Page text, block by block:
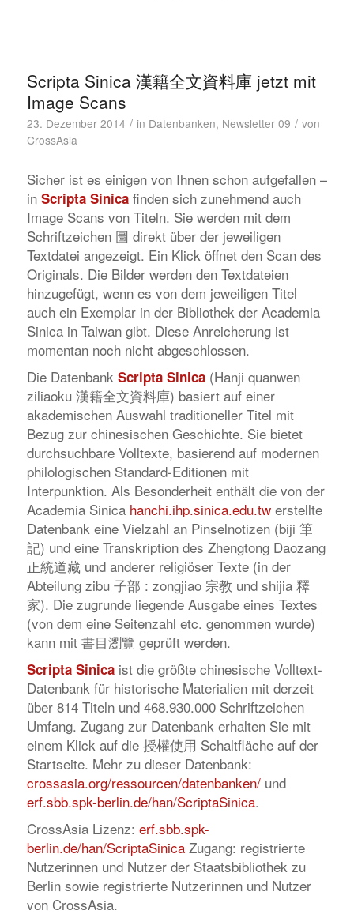
Scripta Sinica 漢籍全文資料庫 jetzt mit
Image Scans
23. Dezember 2014 / in Datenbanken, Newsletter 09 / von
CrossAsia
Sicher ist es einigen von Ihnen schon aufgefallen –
in Scripta Sinicafinden sich zunehmend auch
Image Scans von Titeln. Sie werden mit dem
Schriftzeichen 圖 direkt über der jeweiligen
Textdatei angezeigt. Ein Klick öffnet den Scan des
Originals. Die Bilder werden den Textdateien
hinzugefügt, wenn es von dem jeweiligen Titel
auch ein Exemplar in der Bibliothek der Academia
Sinica in Taiwan gibt. Diese Anreicherung ist
momentan noch nicht abgeschlossen.
Die DatenbankScripta Sinica(Hanji quanwen
ziliaoku漢籍全文資料庫) basiert auf einer
akademischen Auswahl traditioneller Titel mit
Bezug zur chinesischen Geschichte. Sie bietet
durchsuchbare Volltexte, basierend auf modernen
philologischen Standard-Editionen mit
Interpunktion. Als Besonderheit enthält die von der
Academia Sinica hanchi.ihp.sinica.edu.twerstellte
Datenbank eine Vielzahl an Pinselnotizen (biji 筆
記) und eine Transkription des Zhengtong Daozang
正統道藏 und anderer religiöser Texte (in der
Abteilung zibu子部 : zongjiao宗教 und shijia釋
家). Die zugrunde liegende Ausgabe eines Textes
(von dem eine Seitenzahl etc. genommen wurde)
kann mit 書目瀏覽 geprüft werden.
Scripta Sinicaist die größte chinesische Volltext-
Datenbank für historische Materialien mit derzeit
über 814 Titeln und 468.930.000 Schriftzeichen
Umfang. Zugang zur Datenbank erhalten Sie mit
einem Klick auf die 授權使用 Schaltfläche auf der
Startseite. Mehr zu dieser Datenbank:
crossasia.org/ressourcen/datenbanken/und
erf.sbb.spk-berlin.de/han/ScriptaSinica.
CrossAsia Lizenz: erf.sbb.spk-
berlin.de/han/ScriptaSinicaZugang: registrierte
Nutzerinnen und Nutzer der Staatsbibliothek zu
Berlin sowie registrierte Nutzerinnen und Nutzer
von CrossAsia.